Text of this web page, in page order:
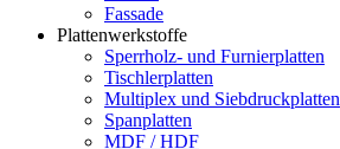
Fassade
Plattenwerkstoffe
Sperrholz- und Furnierplatten
Tischlerplatten
Multiplex und Siebdruckplatten
Spanplatten
MDF / HDF